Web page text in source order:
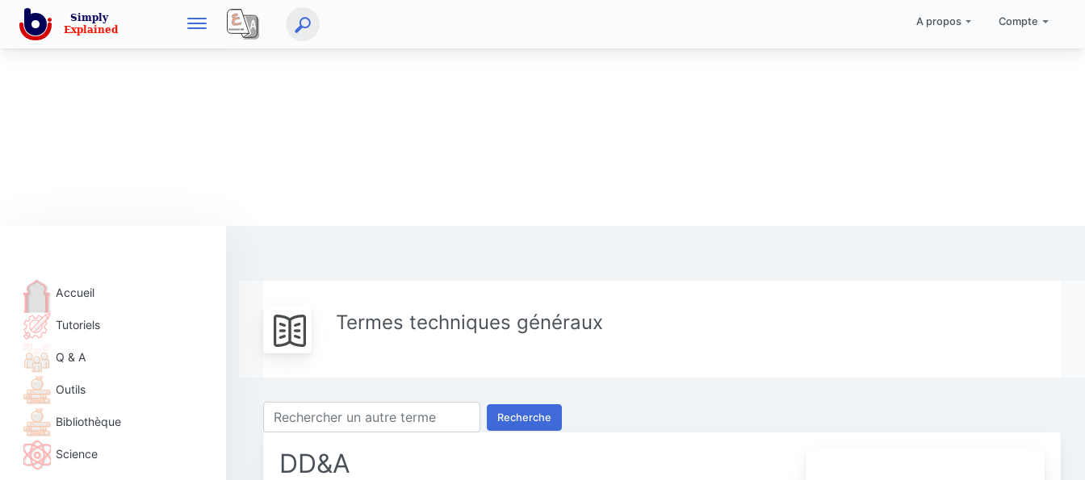
A propos Compte
Accueil
Tutoriels
Q & A
Outils
Bibliothèque
Science
Termes techniques généraux
Recherche
DD&A